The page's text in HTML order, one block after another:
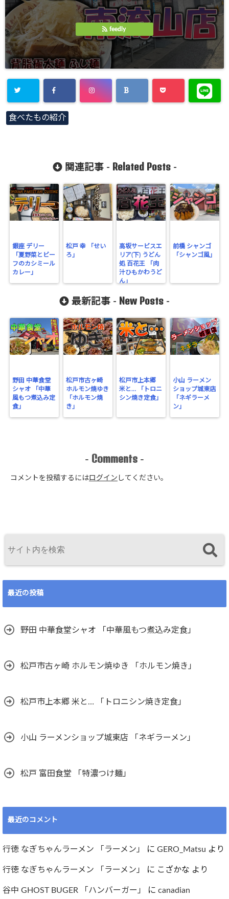
feedly
食べたもの紹介
関連記事 - Related Posts-
銀座 デリー
「夏野菜とビー
フのカシミール
カレー」
松戸 幸 「せい
ろ」
高坂サービスエ
リア(下) うどん
処 百花王 「肉
汁ひもかわうど
ん」
前橋 シャンゴ
「シャンゴ風」
最新記事 - New Posts -
野田 中華食堂
シャオ 「中華
風もつ煮込み定
食」
松戸市古ヶ崎
ホルモン焼ゆき
「ホルモン焼
き」
松戸市上本郷
米と… 「トロニ
シン焼き定食」
小山 ラーメン
ショップ城東店
「ネギラーメ
ン」
- Comments -
コメントを投稿するには ログイン してください。
最近の投稿
野田 中華食堂シャオ 「中華風もつ煮込み定食」
松戸市古ヶ崎 ホルモン焼ゆき 「ホルモン焼き」
松戸市上本郷 米と… 「トロニシン焼き定食」
小山 ラーメンショップ城東店 「ネギラーメン」
松戸 富田食堂 「特濃つけ麺」
最近のコメント
行徳 なぎちゃんラーメン 「ラーメン」 に GERO_Matsu より
行徳 なぎちゃんラーメン 「ラーメン」 に こざかな より
谷中 GHOST BUGER 「ハンバーガー」 に canadian